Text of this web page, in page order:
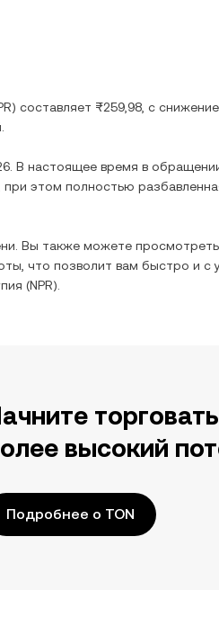
) составляет ₨259,98 , c снижение
. В настоящее время в
, при этом полностью
Вы также можете
что позволит вам быстро и с
(NPR).
высокий
Подробнее о TON